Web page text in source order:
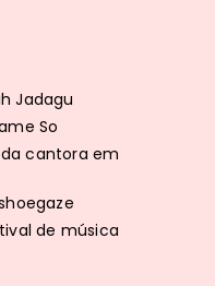
Jadagu
So
da cantora em
de música